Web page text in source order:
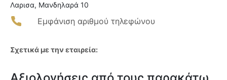
Λαρισα, Μανδηλαρά 10
Εμφάνιση αριθμού τηλεφώνου
Σχετικά με την εταιρεία: